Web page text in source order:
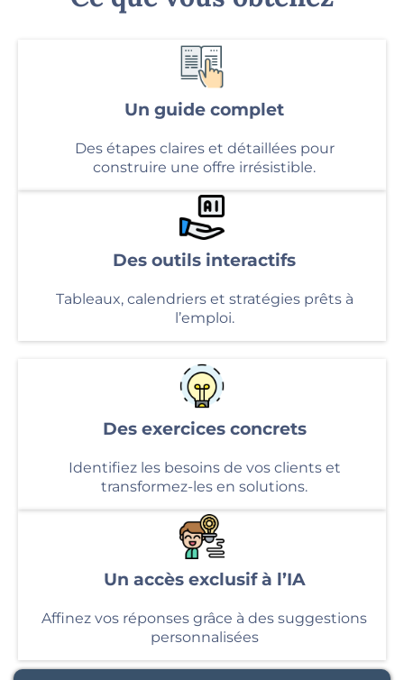
Un guide complet
Des étapes claires et détaillées pour
construire une offre irrésistible.
Des outils interactifs
Tableaux, calendriers et stratégies prêts à
l’emploi.
Des exercices concrets
Identifiez les besoins de vos clients et
transformez-les en solutions.
Un accès exclusif à l’IA
Affinez vos réponses grâce à des suggestions
personnalisées